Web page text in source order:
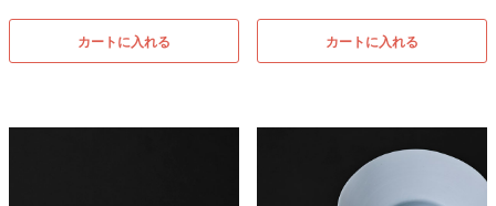
カートに入れる カートに入れる